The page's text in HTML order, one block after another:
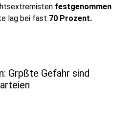
festgenommen.
lag bei fast 70 Prozent.
Grpßte Gefahr sind